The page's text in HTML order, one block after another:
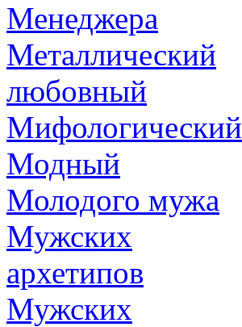
Менеджера
Металлический
любовный
Мифологический
Модный
Молодого мужа
Мужских
архетипов
Мужских